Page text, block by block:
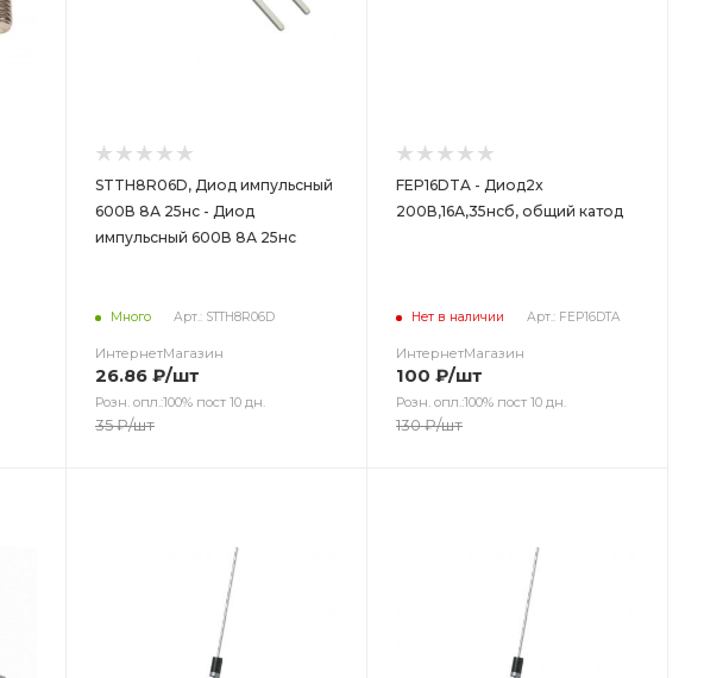
STTH8R06D, Диод импульсный
600В 8А 25нс - Диод
импульсный 600В 8А 25нс
Много Арт.: STTH8R06D
ИнтернетМагазин
26.86 ₽/шт
Розн. опл.:100% пост 10 дн.
35₽/шт
FEP16DTA - Диод2x
200В,16А,35нсб, общий катод
Нет в наличии Арт.: FEP16DTA
ИнтернетМагазин
100 ₽/шт
Розн. опл.:100% пост 10 дн.
130₽/шт